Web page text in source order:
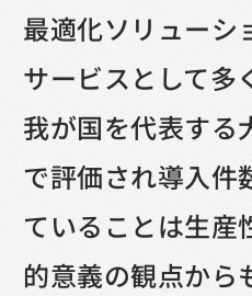
最適化ソリューシ
サービスとして多
我が国を代表する
で評価され導入件
ていることは生産
的意義の観点から